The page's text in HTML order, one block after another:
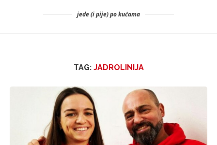
jede (i pije) po kućama
TAG: JADROLINIJA